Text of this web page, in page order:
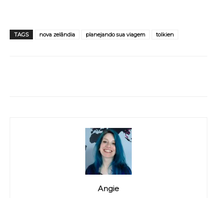
TAGS nova zelândia planejando sua viagem tolkien
Angie